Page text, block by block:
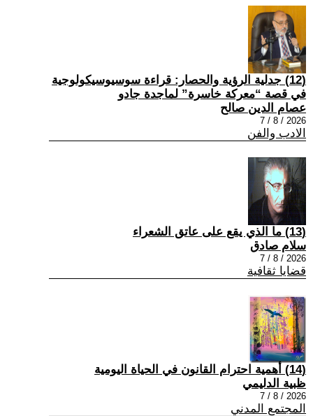
(12) جدلية الرؤية والحصار: قراءة سوسيوسيكولوجية
في قصة “معركة خاسرة” لماجدة جادو
عصام الدين صالح
2026 / 8 / 7
الادب والفن
(13) ما الذي يقع على عاتق الشعراء
سلام صادق
2026 / 8 / 7
قضايا ثقافية
(14) أهمية احترام القانون في الحياة اليومية
ظبية الدليمي
2026 / 8 / 7
المجتمع المدني